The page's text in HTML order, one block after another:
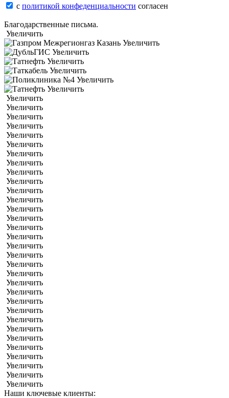
с политикой конфеденциальности согласен
Благодарственные письма.
Увеличить
Увеличить
Увеличить
Увеличить
Увеличить
Увеличить
Увеличить
Увеличить
Увеличить
Увеличить
Увеличить
Увеличить
Увеличить
Увеличить
Увеличить
Увеличить
Увеличить
Увеличить
Увеличить
Увеличить
Увеличить
Увеличить
Увеличить
Увеличить
Увеличить
Увеличить
Увеличить
Увеличить
Увеличить
Увеличить
Увеличить
Увеличить
Увеличить
Увеличить
Увеличить
Увеличить
Увеличить
Увеличить
Увеличить
Наши ключевые клиенты: